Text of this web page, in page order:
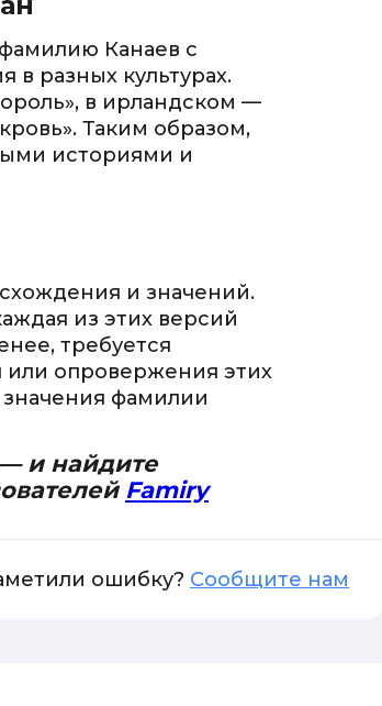
Канаев с
разных культурах.
в ирландском —
Таким образом,
историями и
и значений.
из этих версий
требуется
опровержения этих
фамилии
и найдите
Famiry
ошибку? Сообщите нам